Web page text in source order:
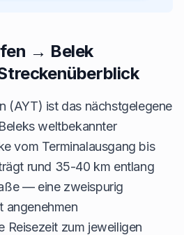
→ Belek
(AYT) ist das nächstgelegene
weltbekannter
vom Terminalausgang bis
rund 35-40 km entlang
— eine zweispurig
angenehmen
Reisezeit zum jeweiligen